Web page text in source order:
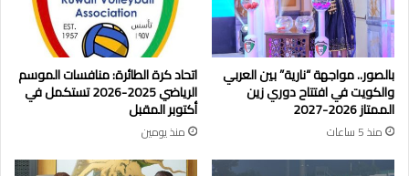
بالصور.. مواجهة “نارية” بين العربي
والكويت في افتتاح دوري زين
الممتاز 2026-2027
منذ 5 ساعات
اتحاد كرة الطائرة: منافسات الموسم
الرياضي 2025-2026 تستكمل في
أكتوبر المقبل
منذ يومين